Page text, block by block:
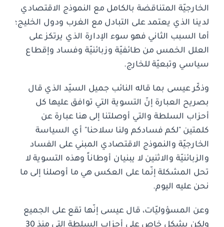
الخارجيّة المتناقضة بالكامل مع النموذج الاقتصادي
لدينا الذي يعتمد على التبادل مع الغرب ودول الخليج؛
أما السبب الثاني فهو سوء الإدارة الذي يرتكز على
العلل الخمس من طائفيّة وزبائنيّة وفساد وإقطاع
سياسي وتبعيّة للخارج.
وذكّر عيسى بما قاله النائب جميل السيّد الذي قال
بصريح العبارة إنّ التسوية التي توافق عليها كل
أحزاب السلطة والتي أوصلتنا إلى هنا عبارة عن
كلمتين "لكم فسادكم ولنا سلاحنا" أي السياسة
الخارجيّة والنموذج الاقتصادي المبني على الفساد
والزبائنيّة والاثنين لا يبنيان أوطاناً وهذه التسوية لا
تحل المشكلة إنّما على العكس هي ما أوصلنا إلى ما
نحن عليه اليوم.
وعن المسؤوليّات، قال عيسى إنّها تقع على الجميع
ولكن بشكل خاص على أحزاب السلطة التي منذ 30